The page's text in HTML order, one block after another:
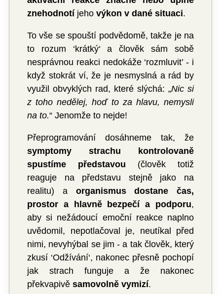
znehodnotíjeho výkon v dané situaci.
To vše se spouští podvědomě, takže je na
to rozum ‘krátký‘ a člověk sám sobě
nesprávnou reakci nedokáže ‘rozmluvit’ - i
když stokrát ví, že je nesmyslná a rád by
využil obvyklých rad, které slýchá: „Nic si
z toho nedělej, hoď to za hlavu, nemysli
na to.“ Jenomže to nejde!
Přeprogramování dosáhneme tak, že
symptomy strachu kontrolovaně
spustíme představou (člověk totiž
reaguje na představu stejně jako na
realitu) a organismus dostane čas,
prostor a hlavně bezpečí a podporu,
aby si nežádoucí emoční reakce naplno
uvědomil, nepotlačoval je, neutíkal před
nimi, nevyhýbal se jim - a tak člověk, který
zkusí ‘Odžívání‘, nakonec přesně pochopí
jak strach funguje a že nakonec
překvapivě samovolně vymizí.